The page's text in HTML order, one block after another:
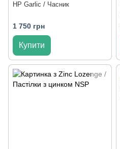
HP Garlic / Часник
1 750 грн
Купити